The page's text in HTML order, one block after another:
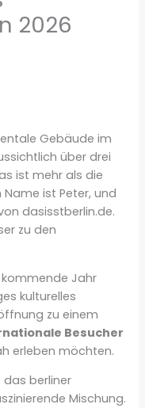
2026
Gebäude im
über drei
ist mehr als die
Name ist Peter, und
dasisstberlin.de.
zu den
Jahr
kulturelles
zu einem
Besucher
erleben möchten.
berliner
Mischung.